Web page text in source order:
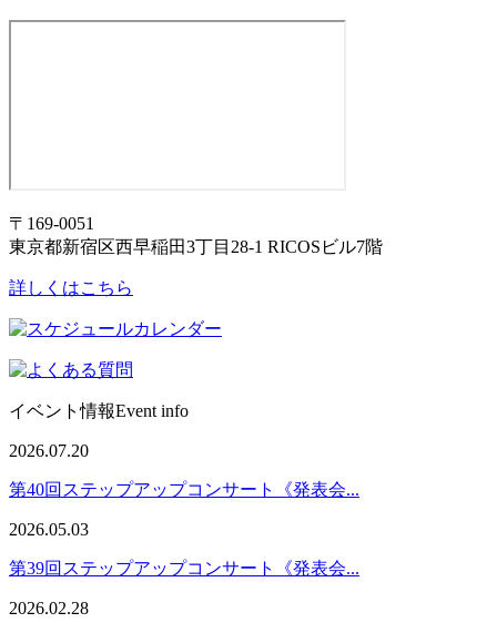
〒169-0051
東京都新宿区西早稲田3丁目28-1 RICOSビル7階
詳しくはこちら
イベント情報Event info
2026.07.20
第40回ステップアップコンサート《発表会...
2026.05.03
第39回ステップアップコンサート《発表会...
2026.02.28